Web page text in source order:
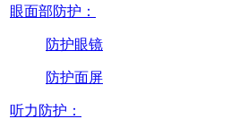
眼面部防护：
防护眼镜
防护面屏
听力防护：